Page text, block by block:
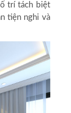
trí tách biệt
tiện nghi và